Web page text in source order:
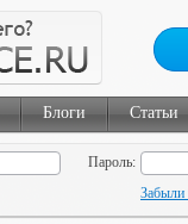
Блоги Статьи
Пароль:
Забыли